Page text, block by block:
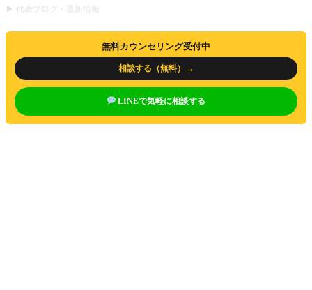
▶ 代表ブログ・最新情報
無料カウンセリング受付中
相談する（無料）→
LINEで気軽に相談する